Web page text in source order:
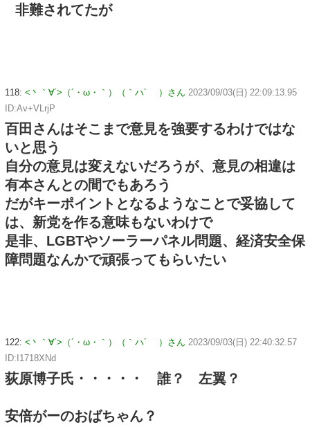
非難されてたが
118: <丶｀∀´>（´・ω・｀）（｀ハ´ ）さん 2023/09/03(日) 22:09:13.95
ID:Av+VLrjP
百田さんはそこまで意見を強要するわけではな
いと思う
自分の意見は変えないだろうが、意見の相違は
有本さんとの間でもあろう
だがキーポイントとなるようなことで妥協して
は、新党を作る意味もないわけで
是非、LGBTやソーラーパネル問題、経済安全保
障問題なんかで頑張ってもらいたい
122: <丶｀∀´>（´・ω・｀）（｀ハ´ ）さん 2023/09/03(日) 22:40:32.57
ID:I1718XNd
荻原博子氏・・・・・ 誰？ 左翼？
安倍がーのおばちゃん？